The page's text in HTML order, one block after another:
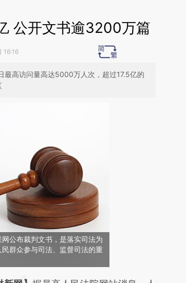
公开文书逾3200万篇
16:16
最高访问量高达5000万人次，超过17.5亿的
公布裁判文书，是落实司法为
群众参与司法、监督司法的重